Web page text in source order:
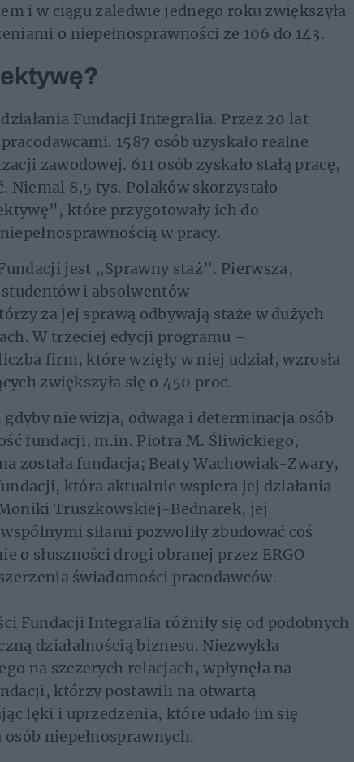
i w ciągu zaledwie jednego roku zwiększyła
o niepełnosprawności ze 106 do 143.
Fundacji Integralia. Przez 20 lat
1587 osób uzyskało realne
zawodowej. 611 osób zyskało stałą pracę,
Niemal 8,5 tys. Polaków skorzystało
które przygotowały ich do
w pracy.
jest „Sprawny staż”. Pierwsza,
i absolwentów
za jej sprawą odbywają staże w dużych
W trzeciej edycji programu –
firm, które wzięły w niej udział, wzrosła
zwiększyła się o 450 proc.
gdyby nie wizja, odwaga i determinacja osób
fundacji, m.in. Piotra M. Śliwickiego,
została fundacja; Beaty Wachowiak-Zwary,
która aktualnie wspiera jej działania
Truszkowskiej-Bednarek, jej
siłami pozwoliły zbudować coś
o słuszności drogi obranej przez ERGO
świadomości pracodawców.
Fundacji Integralia różniły się od podobnych
działalnością biznesu. Niezwykła
na szczerych relacjach, wpłynęła na
którzy postawili na otwartą
lęki i uprzedzenia, które udało im się
niepełnosprawnych.